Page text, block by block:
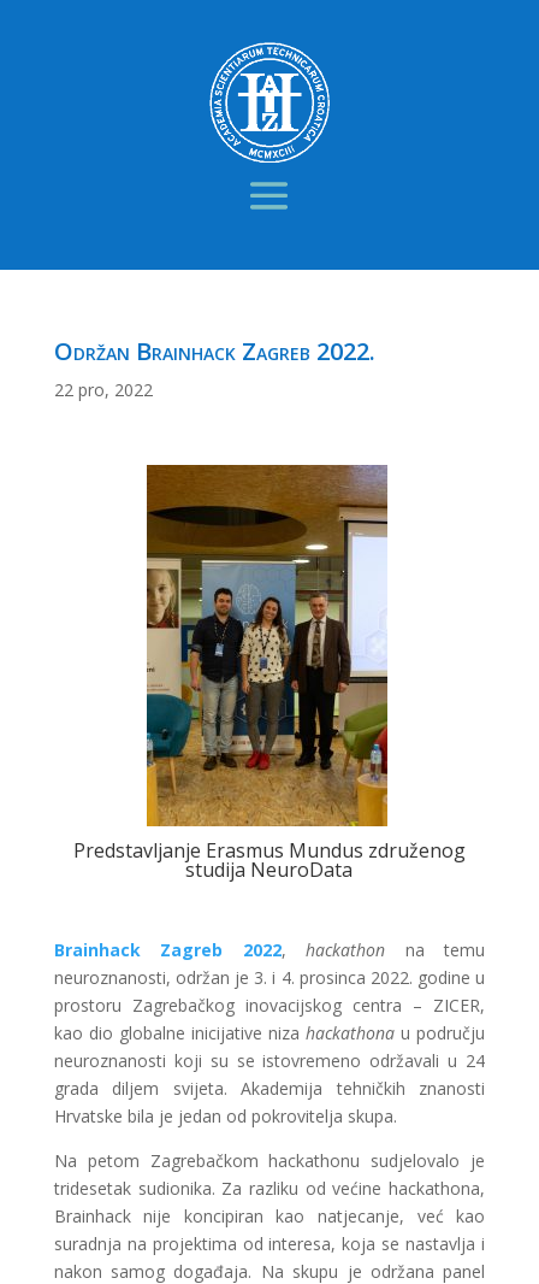
Održan Brainhack Zagreb 2022.
22 pro, 2022
Predstavljanje Erasmus Mundus združenog
studija NeuroData
Brainhack Zagreb 2022,hackathon na temu
neuroznanosti, održan je 3. i 4. prosinca 2022. godine u
prostoru Zagrebačkog inovacijskog centra – ZICER,
kao dio globalne inicijative nizahackathonau području
neuroznanosti koji su se istovremeno održavali u 24
grada diljem svijeta. Akademija tehničkih znanosti
Hrvatske bila je jedan od pokrovitelja skupa.
Na petom Zagrebačkom hackathonu sudjelovalo je
tridesetak sudionika. Za razliku od većine hackathona,
Brainhack nije koncipiran kao natjecanje, već kao
suradnja na projektima od interesa, koja se nastavlja i
nakon samog događaja. Na skupu je održana panel